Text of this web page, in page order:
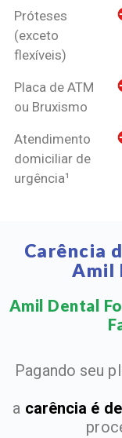
Próteses
(exceto
flexíveis)
Placa de ATM
ou Bruxismo
Atendimento
domiciliar de
urgência¹
Carência
Amil
Amil Dental
Pagando seu
a carência é